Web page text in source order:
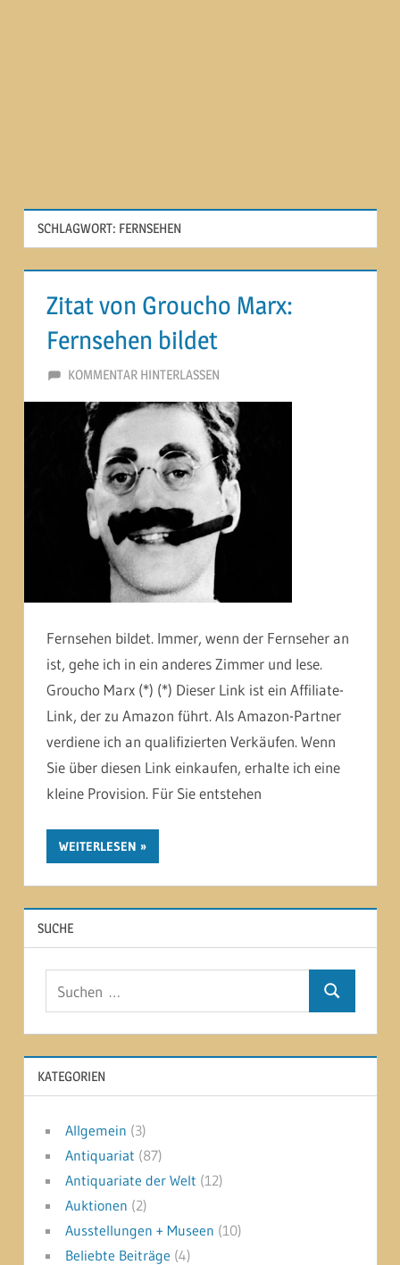
SCHLAGWORT: FERNSEHEN
Zitat von Groucho Marx:
Fernsehen bildet
5. JANUAR 2013
MARTINA BERG
KOMMENTAR HINTERLASSEN
Fernsehen bildet. Immer, wenn der Fernseher an
ist, gehe ich in ein anderes Zimmer und lese.
Groucho Marx (*) (*) Dieser Link ist ein Affiliate-
Link, der zu Amazon führt. Als Amazon-Partner
verdiene ich an qualifizierten Verkäufen. Wenn
Sie über diesen Link einkaufen, erhalte ich eine
kleine Provision. Für Sie entstehen
WEITERLESEN
SUCHE
Suchen
KATEGORIEN
Allgemein (3)
Antiquariat (87)
Antiquariate der Welt (12)
Auktionen (2)
Ausstellungen + Museen (10)
Beliebte Beiträge (4)